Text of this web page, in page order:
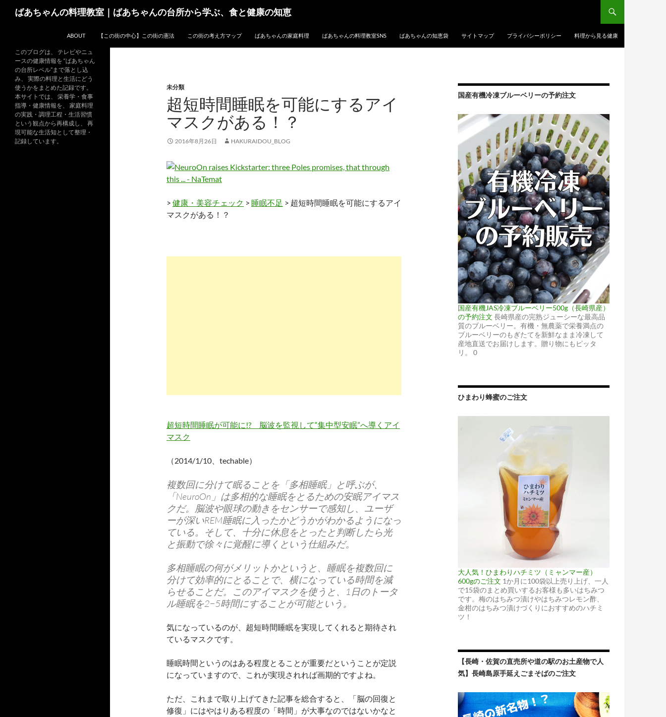
ばあちゃんの料理教室｜ばあちゃんの台所から学ぶ、食と健康の知恵
ABOUT 【この街の中心】この街の憲法 この街の考え方マップ ばあちゃんの家庭料理 ばあちゃんの料理教室SNS ばあちゃんの知恵袋 サイトマップ プライバシーポリシー 料理から見る健康
未分類
超短時間睡眠を可能にするアイ
マスクがある！？
2016年8月26日 HAKURAIDOU_BLOG
> 健康・美容チェック > 睡眠不足 > 超短時間睡眠を可能にするアイ
マスクがある！？
超短時間睡眠が可能に!? 脳波を監視して“集中型安眠”へ導くアイ
マスク
（2014/1/10、techable）
複数回に分けて眠ることを「多相睡眠」と呼ぶが、
「NeuroOn」は多相的な睡眠をとるための安眠アイマス
クだ。脳波や眼球の動きをセンサーで感知し、ユーザ
ーが深いREM睡眠に入ったかどうかがわかるようになっ
ている。そして、十分に休息をとったと判断したら光
と振動で徐々に覚醒に導くという仕組みだ。
多相睡眠の何がメリットかというと、睡眠を複数回に
分けて効率的にとることで、横になっている時間を減
らせることだ。このアイマスクを使うと、1日のトータ
ル睡眠を2−5時間にすることが可能という。
気になっているのが、超短時間睡眠を実現してくれると期待され
ているマスクです。
睡眠時間というのはある程度とることが重要だということが定説
になっていますので、これが実現されれば画期的ですよね。
ただ、これまで取り上げてきた記事を総合すると、「脳の回復と
修復」にはやはりある程度の「時間」が大事なのではないかなと
国産有機冷凍ブルーベリーの予約注文
国産有機JAS冷凍ブルーベリー500g（長崎県産）
の予約注文 長崎県産の完熟ジューシーな最高品
質のブルーベリー。有機・無農薬で栄養満点の
ブルーベリーのもぎたてを新鮮なまま冷凍して
産地直送でお届けします。贈り物にもピッタ
リ。 0
ひまわり蜂蜜のご注文
大人気！ひまわりハチミツ（ミャンマー産）
600gのご注文 1か月に100袋以上売り上げ、一人
で15袋のまとめ買いするお客様も多いはちみつ
です。梅のはちみつ漬けやはちみつレモン酢、
金柑のはちみつ漬けづくりにおすすめのハチミ
ツ！
【長崎・佐賀の直売所や道の駅のお土産物で人
気】長崎島原手延えごまそばのご注文
このブログは、 テレビやニュ
ースの健康情報を “ばあちゃん
の台所レベル”まで落とし込
み、 実際の料理と生活にどう
使うかをまとめた記録です。
本サイトでは、 栄養学・食事
指導・健康情報を、 家庭料理
の実践・調理工程・生活習慣
という観点から再構成し、 再
現可能な生活知として整理・
記録しています。